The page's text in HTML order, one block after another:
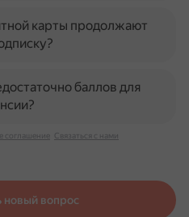
карты продолжают
баллов для
соглашение Связаться с нами
новый вопрос